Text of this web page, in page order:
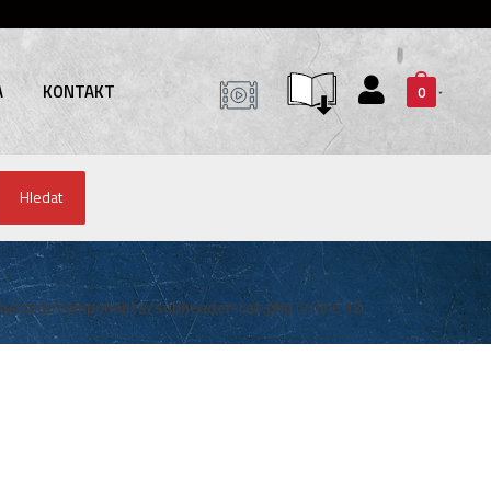
KONTAKT 0
Hledat
components/subheader-cat.phpon line12